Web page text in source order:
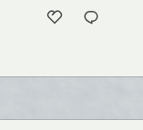
ね